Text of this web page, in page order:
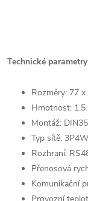
Technické parametry
Rozměry: 77
Hmotnost:
Montáž:
Typ sítě:
Rozhraní:
Přenosová
Komunikační